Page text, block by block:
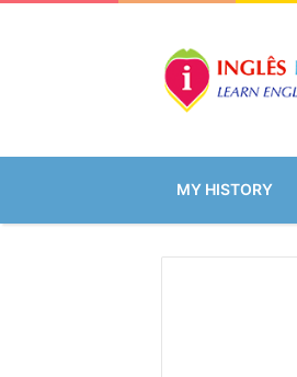
MY HISTORY